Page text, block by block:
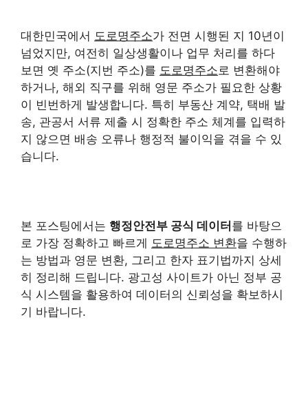
대한민국에서 도로명주소가 전면 시행된 지 10년이
넘었지만, 여전히 일상생활이나 업무 처리를 하다
보면 옛 주소(지번 주소)를 도로명주소로 변환해야
하거나, 해외 직구를 위해 영문 주소가 필요한 상황
이 빈번하게 발생합니다. 특히 부동산 계약, 택배 발
송, 관공서 서류 제출 시 정확한 주소 체계를 입력하
지 않으면 배송 오류나 행정적 불이익을 겪을 수 있
습니다.
본 포스팅에서는 행정안전부 공식 데이터 를 바탕으
로 가장 정확하고 빠르게 도로명주소 변환을 수행하
는 방법과 영문 변환, 그리고 한자 표기법까지 상세
히 정리해 드립니다. 광고성 사이트가 아닌 정부 공
식 시스템을 활용하여 데이터의 신뢰성을 확보하시
기 바랍니다.